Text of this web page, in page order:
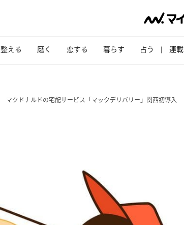
整える 磨く 恋する 暮らす 占う 連載
マクドナルドの宅配サービス「マックデリバリー」関西初導入